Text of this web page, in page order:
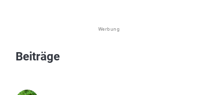
Werbung
Beiträge